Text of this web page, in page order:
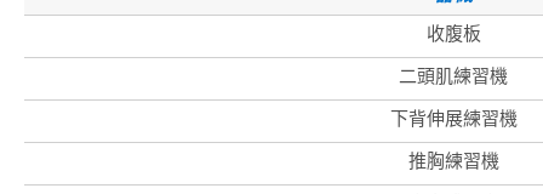
收腹板
二頭肌練習機
下背伸展練習機
推胸練習機